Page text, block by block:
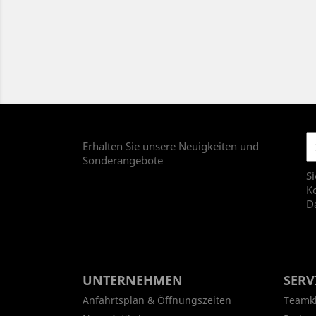
Erhalten Sie unsere Neuigkeiten und
Sonderangebote
UNTERNEHMEN
Anfahrtsplan & Öffnungszeiten